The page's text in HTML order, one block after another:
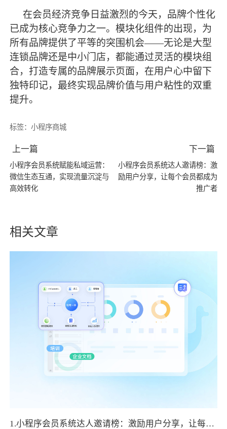
在会员经济竞争日益激烈的今天，品牌个性化
已成为核心竞争力之一。模块化组件的出现，为
所有品牌提供了平等的突围机会——无论是大型
连锁品牌还是中小门店，都能通过灵活的模块组
合，打造专属的品牌展示页面，在用户心中留下
独特印记， 最终实现品牌价值与用户粘性的双重
提升。
标签：小程序商城
上一篇
小程序会员系统赋能私域运营：
微信生态互通，实现流量沉淀与
高效转化
下一篇
小程序会员系统达人邀请榜：激
励用户分享，让每个会员都成为
推广者
相关文章
1.小程序会员系统达人邀请榜：激励用户分享，让每个会员都成为推广者